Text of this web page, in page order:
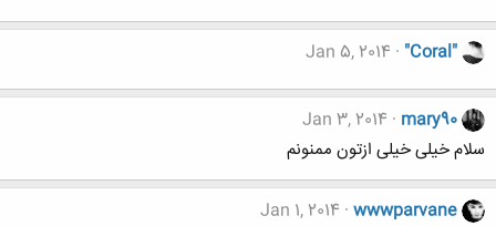
"Coral"
Jan 5, 2014
mary90
Jan 3, 2014
سلام خیلی خیلی ازتون ممنونم
wwwparvane
Jan 1, 2014